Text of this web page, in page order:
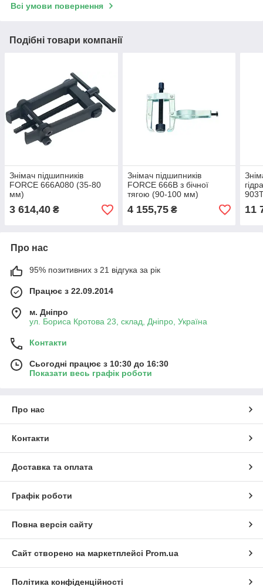
Всі умови повернення
Подібні товари компанії
Знімач підшипників
FORCE 666A080 (35-80
мм)
3 614,40 ₴
Знімач підшипників
FORCE 666B з бічної
тягою (90-100 мм)
4 155,75₴ 11
Про нас
95% позитивних з 21 відгука за рік
Працює з 22.09.2014
м. Дніпро
ул. Бориса Кротова 23, склад, Дніпро, Україна
Контакти
Сьогодні працює з 10:30 до 16:30
Показати весь графік роботи
Про нас
Контакти
Доставка та оплата
Графік роботи
Повна версія сайту
Сайт створено на маркетплейсі Prom.ua
Політика конфіденційності